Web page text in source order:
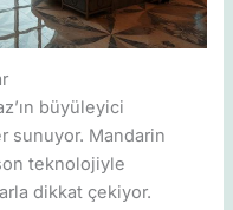
büyüleyici
sunuyor. Mandarin
teknolojiyle
dikkat çekiyor.